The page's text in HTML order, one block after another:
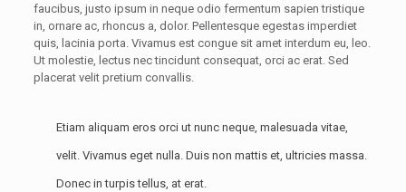
faucibus, justo ipsum in neque odio fermentum sapien tristique
in, ornare ac, rhoncus a, dolor. Pellentesque egestas imperdiet
quis, lacinia porta. Vivamus est congue sit amet interdum eu, leo.
Ut molestie, lectus nec tincidunt consequat, orci ac erat. Sed
placerat velit pretium convallis.
Etiam aliquam eros orci ut nunc neque, malesuada vitae,
velit. Vivamus eget nulla. Duis non mattis et, ultricies massa.
Donec in turpis tellus, at erat.